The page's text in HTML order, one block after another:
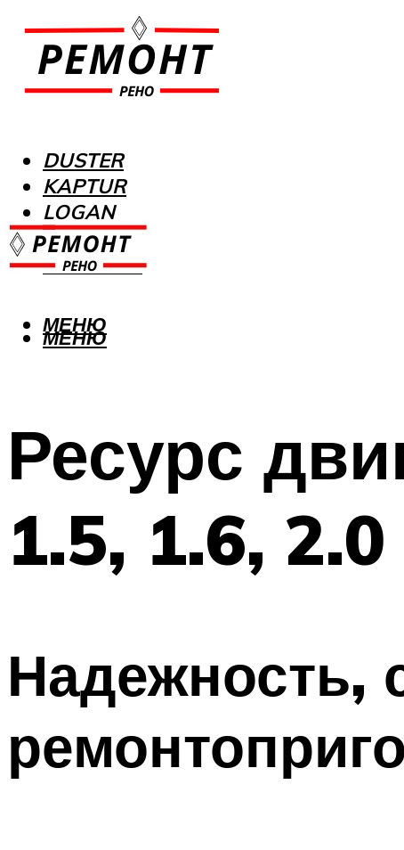
DUSTER
KAPTUR
LOGAN
MEGANE
SANDERO
МЕНЮ
МЕНЮ
Ресурс
1.5, 1.6, 2.0
Надежность,